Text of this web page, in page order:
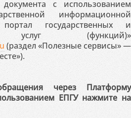
с использованием
информационной
государственных и
услуг (функций)»
(раздел «Полезные сервисы» —
через Платформу
ЕПГУ нажмите на